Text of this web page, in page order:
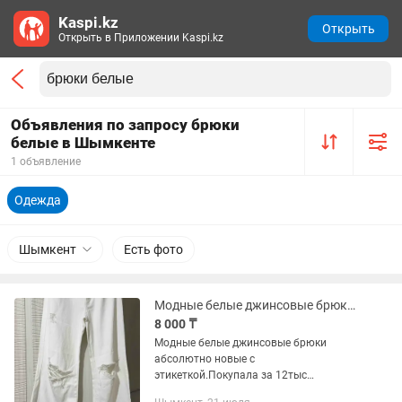
Объявления по запросу брюки
белые в Шымкенте
1 объявление
Одежда
Шымкент Есть фото
Модные белые джинсовые брюки Новые
8 000 ₸
Модные белые джинсовые брюки
абсолютно новые с
этикеткой.Покупала за 12тыс
Kaspi.kz
Открыть в Приложении Kaspi.kz
Открыть